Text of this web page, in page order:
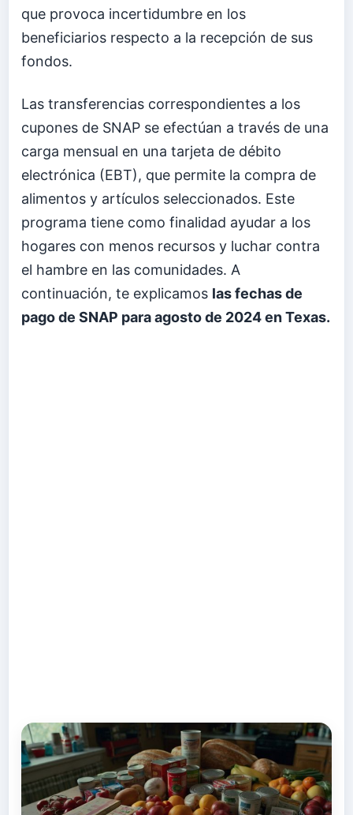
que provoca incertidumbre en los
beneficiarios respecto a la recepción de sus
fondos.
Las transferencias correspondientes a los
cupones de SNAP se efectúan a través de una
carga mensual en una tarjeta de débito
electrónica (EBT), que permite la compra de
alimentos y artículos seleccionados. Este
programa tiene como finalidad ayudar a los
hogares con menos recursos y luchar contra
el hambre en las comunidades. A
continuación, te explicamos las fechas de
pago de SNAP para agosto de 2024 en Texas.